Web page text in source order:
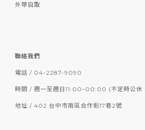
外帶自取
聯絡我們
電話 / 04-2287-9090
時間 / 週一至週日11:00–00:00 (不定時公休
地址 / 402 台中市南區合作街17巷2號